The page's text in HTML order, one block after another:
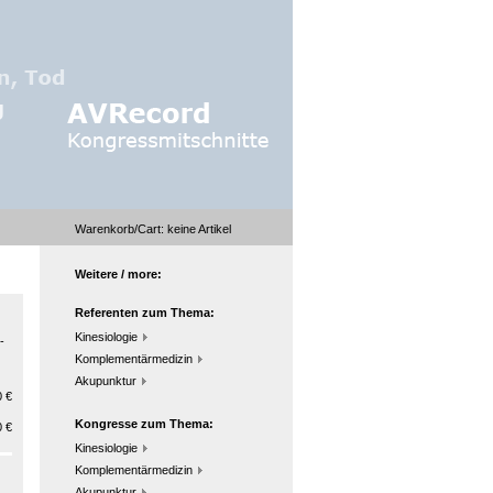
Warenkorb/Cart: keineArtikel
€
€
Weitere / more:
Referenten zum Thema:
Kinesiologie
Komplementärmedizin
Akupunktur
Kongresse zum Thema:
Kinesiologie
Komplementärmedizin